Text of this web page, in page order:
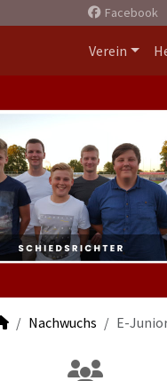
Facebook
Verein
Nachwuchs E-